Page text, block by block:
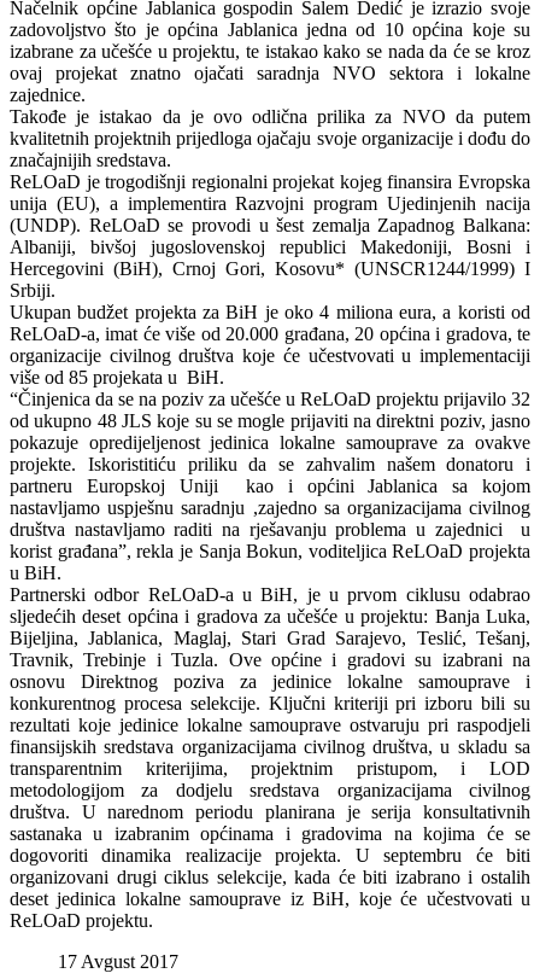
Načelnik općine Jablanica gospodin Salem Dedić je izrazio svoje
zadovoljstvo što je općina Jablanica jedna od 10 općina koje su
izabrane za učešće u projektu, te istakao kako se nada da će se kroz
ovaj projekat znatno ojačati saradnja NVO sektora i lokalne
zajednice.
Takođe je istakao da je ovo odlična prilika za NVO da putem
kvalitetnih projektnih prijedloga ojačaju svoje organizacije i dođu do
značajnijih sredstava.
ReLOaD je trogodišnji regionalni projekat kojeg finansira Evropska
unija (EU), a implementira Razvojni program Ujedinjenih nacija
(UNDP). ReLOaD se provodi u šest zemalja Zapadnog Balkana:
Albaniji, bivšoj jugoslovenskoj republici Makedoniji, Bosni i
Hercegovini (BiH), Crnoj Gori, Kosovu* (UNSCR1244/1999) I
Srbiji.
Ukupan budžet projekta za BiH je oko 4 miliona eura, a koristi od
ReLOaD-a, imat će više od 20.000 građana, 20 općina i gradova, te
organizacije civilnog društva koje će učestvovati u implementaciji
više od 85 projekata u BiH.
“Činjenica da se na poziv za učešće u ReLOaD projektu prijavilo 32
od ukupno 48 JLS koje su se mogle prijaviti na direktni poziv, jasno
pokazuje opredijeljenost jedinica lokalne samouprave za ovakve
projekte. Iskoristitiću priliku da se zahvalim našem donatoru i
partneru Europskoj Uniji kao i općini Jablanica sa kojom
nastavljamo uspješnu saradnju ,zajedno sa organizacijama civilnog
društva nastavljamo raditi na rješavanju problema u zajednici u
korist građana”, rekla je Sanja Bokun, voditeljica ReLOaD projekta
u BiH.
Partnerski odbor ReLOaD-a u BiH, je u prvom ciklusu odabrao
sljedećih deset općina i gradova za učešće u projektu: Banja Luka,
Bijeljina, Jablanica, Maglaj, Stari Grad Sarajevo, Teslić, Tešanj,
Travnik, Trebinje i Tuzla. Ove općine i gradovi su izabrani na
osnovu Direktnog poziva za jedinice lokalne samouprave i
konkurentnog procesa selekcije. Ključni kriteriji pri izboru bili su
rezultati koje jedinice lokalne samouprave ostvaruju pri raspodjeli
finansijskih sredstava organizacijama civilnog društva, u skladu sa
transparentnim kriterijima, projektnim pristupom, i LOD
metodologijom za dodjelu sredstava organizacijama civilnog
društva. U narednom periodu planirana je serija konsultativnih
sastanaka u izabranim općinama i gradovima na kojima će se
dogovoriti dinamika realizacije projekta. U septembru će biti
organizovani drugi ciklus selekcije, kada će biti izabrano i ostalih
deset jedinica lokalne samouprave iz BiH, koje će učestvovati u
ReLOaD projektu.
17 Avgust 2017